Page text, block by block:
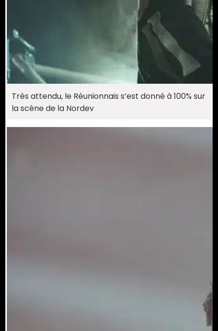
Très attendu, le Réunionnais s’est donné à 100% sur
la scène de la Nordev